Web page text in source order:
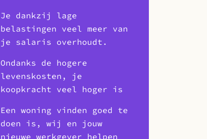
Je dankzij lage
belastingen veel meer van
je salaris overhoudt.
Ondanks de hogere
levenskosten, je
koopkracht veel hoger is
Een woning vinden goed te
doen is, wij en jouw
nieuwe werkgever helpen